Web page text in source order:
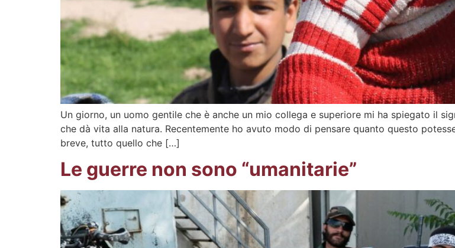
Un giorno, un uomo gentile che è anche un mio collega e superiore mi ha spiegato il
che dà vita alla natura. Recentemente ho avuto modo di pensare quanto questo
breve, tutto quello che […]
Le guerre non sono “umanitarie”